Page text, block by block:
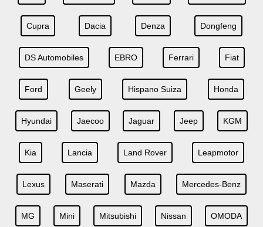
Cupra Dacia Denza Dongfeng
DS Automobiles EBRO Ferrari Fiat
Ford Geely Hispano Suiza Honda
Hyundai Jaecoo Jaguar Jeep KGM
Kia Lancia Land Rover Leapmotor
Lexus Maserati Mazda Mercedes-Benz
MG Mini Mitsubishi Nissan OMODA